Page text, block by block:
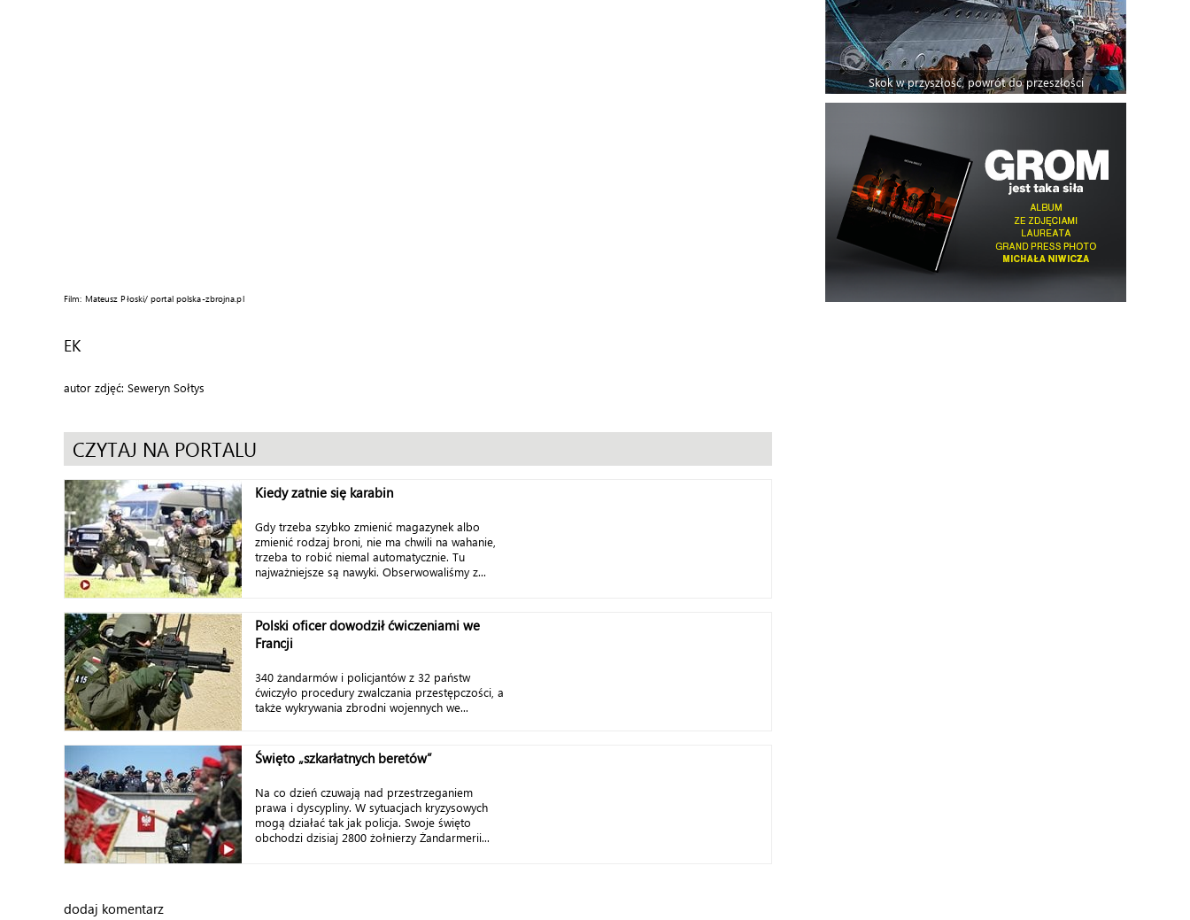
Film: Mateusz Płoski/ portal polska-zbrojna.pl
EK
autor zdjęć: Seweryn Sołtys
CZYTAJ NA PORTALU
Kiedy zatnie się karabin
Gdy trzeba szybko zmienić magazynek albo
zmienić rodzaj broni, nie ma chwili na wahanie,
trzeba to robić niemal automatycznie. Tu
najważniejsze są nawyki. Obserwowaliśmy z...
Polski oficer dowodził ćwiczeniami we
Francji
340 żandarmów i policjantów z 32 państw
ćwiczyło procedury zwalczania przestępczości, a
także wykrywania zbrodni wojennych we...
Święto „szkarłatnych beretów”
Na co dzień czuwają nad przestrzeganiem
prawa i dyscypliny. W sytuacjach kryzysowych
mogą działać tak jak policja. Swoje święto
obchodzi dzisiaj 2800 żołnierzy Żandarmerii...
dodaj komentarz
Skok w przyszłość, powrót do przeszłości